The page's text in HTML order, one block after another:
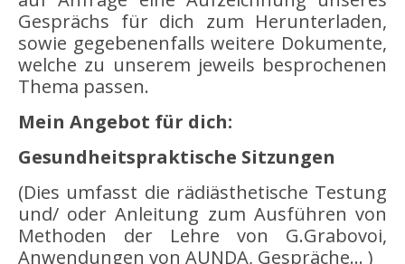
Gesprächs für dich zum Herunterladen,
sowie gegebenenfalls weitere Dokumente,
welche zu unserem jeweils besprochenen
Thema passen.
Mein Angebot für dich:
Gesundheitspraktische Sitzungen
(Dies umfasst die rädiästhetische Testung
und/ oder Anleitung zum Ausführen von
Methoden der Lehre von G.Grabovoi,
Anwendungen von AUNDA, Gespräche… )